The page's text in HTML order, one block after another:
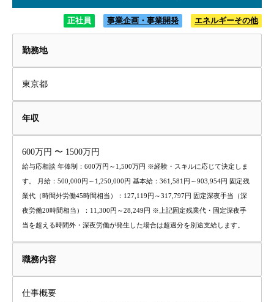
正社員 事業企画・事業開発 エネルギーその他
勤務地
東京都
年収
600万円 〜 1500万円
給与応相談 年俸制：600万円～1,500万円 ※経験・スキルに応じて決定しま
す。 月給：500,000円～1,250,000円 基本給：361,581円～903,954円 固定残
業代（時間外労働45時間相当）：127,119円～317,797円 固定深夜手当（深
夜労働20時間相当）：11,300円～28,249円 ※上記固定残業代・固定深夜手
当を超える時間外・深夜労働が発生した場合は超過分を別途支給します。
職務内容
仕事概要